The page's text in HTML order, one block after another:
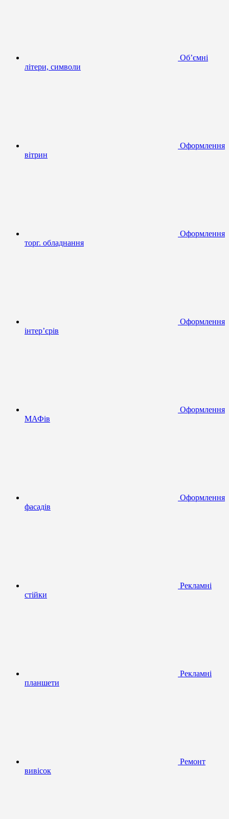
Об’ємні
літери, символи
Оформлення
вітрин
Оформлення
торг. обладнання
Оформлення
інтер’єрів
Оформлення
МАФів
Оформлення
фасадів
Рекламні
стійки
Рекламні
планшети
Ремонт
вивісок